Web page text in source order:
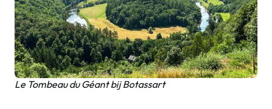
Le Tombeau du Géant bij Botassart